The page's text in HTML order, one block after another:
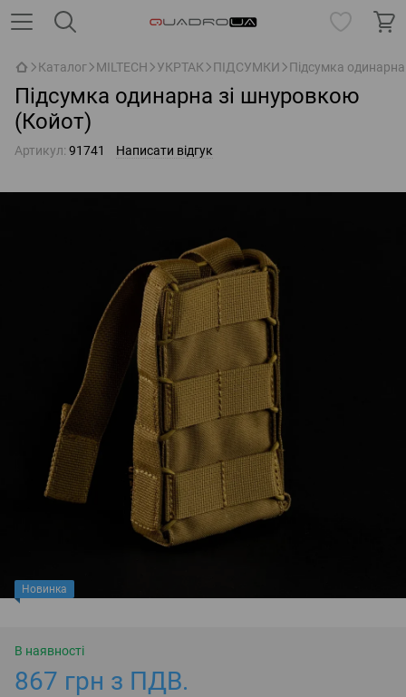
Каталог MILTECH УКРТАК ПІДСУМКИ Підсумка
Підсумка одинарна зі шнуровкою
(Койот)
Артикул: 91741 Написати відгук
Новинка
В наявності
867 грн з ПДВ.